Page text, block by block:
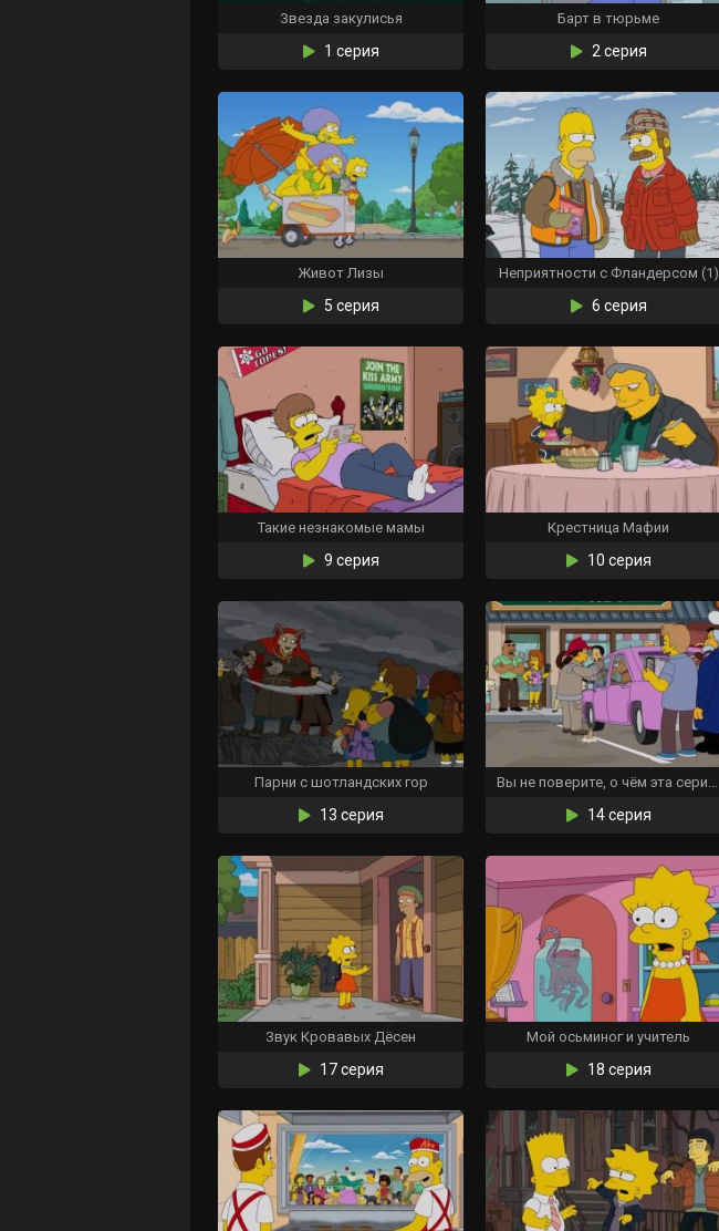
Звезда закулисья
1 серия
Барт в тюрьме
2 серия
Живот Лизы
5 серия
Неприятности с Фландерсом (1)
6 серия
Такие незнакомые мамы
9 серия
Крестница Мафии
10 серия
Парни с шотландских гор
13 серия 14 серия
Звук Кровавых Дёсен
17 серия
Мой осьминог и учитель
18 серия